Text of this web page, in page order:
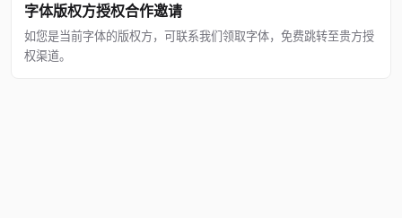
字体版权方授权合作邀请
如您是当前字体的版权方，可联系我们领取字体，免费跳转至贵方授
权渠道。